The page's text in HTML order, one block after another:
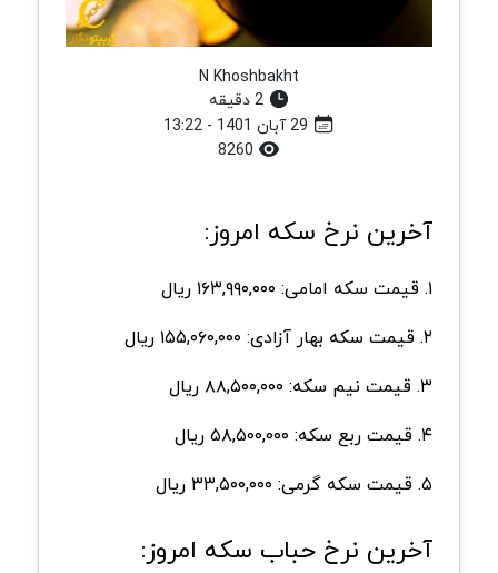
N Khoshbakht
2 دقیقه
آخرین نرخ سکه امروز:
۱. قیمت سکه امامی: ۱۶۳,۹۹۰,۰۰۰ ریال
۲. قیمت سکه بهار آزادی: ۱۵۵,۰۶۰,۰۰۰ ریال
۳. قیمت نیم سکه: ۸۸,۵۰۰,۰۰۰ ریال
۴. قیمت ربع سکه: ۵۸,۵۰۰,۰۰۰ ریال
۵. قیمت سکه گرمی: ۳۳,۵۰۰,۰۰۰ ریال
آخرین نرخ حباب سکه امروز: